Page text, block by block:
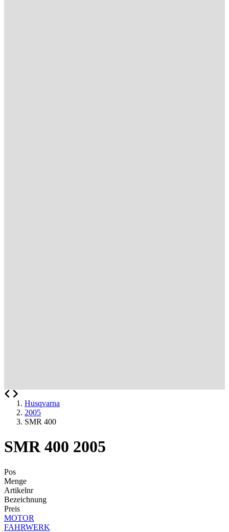
Husqvarna
2005
SMR 400
SMR 400 2005
Pos
Menge
Artikelnr
Bezeichnung
Preis
MOTOR
FAHRWERK